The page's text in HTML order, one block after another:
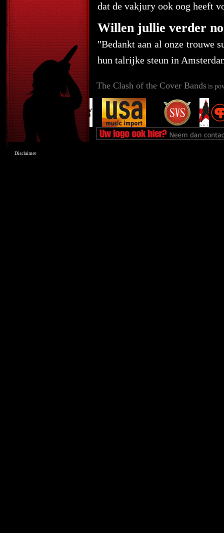
dat de vakjury ook oog heeft
Willen jullie verder
"Bedankt aan al onze trouwe
hun talrijke steun in
The Clash of the Cover Bands is
Disclaimer